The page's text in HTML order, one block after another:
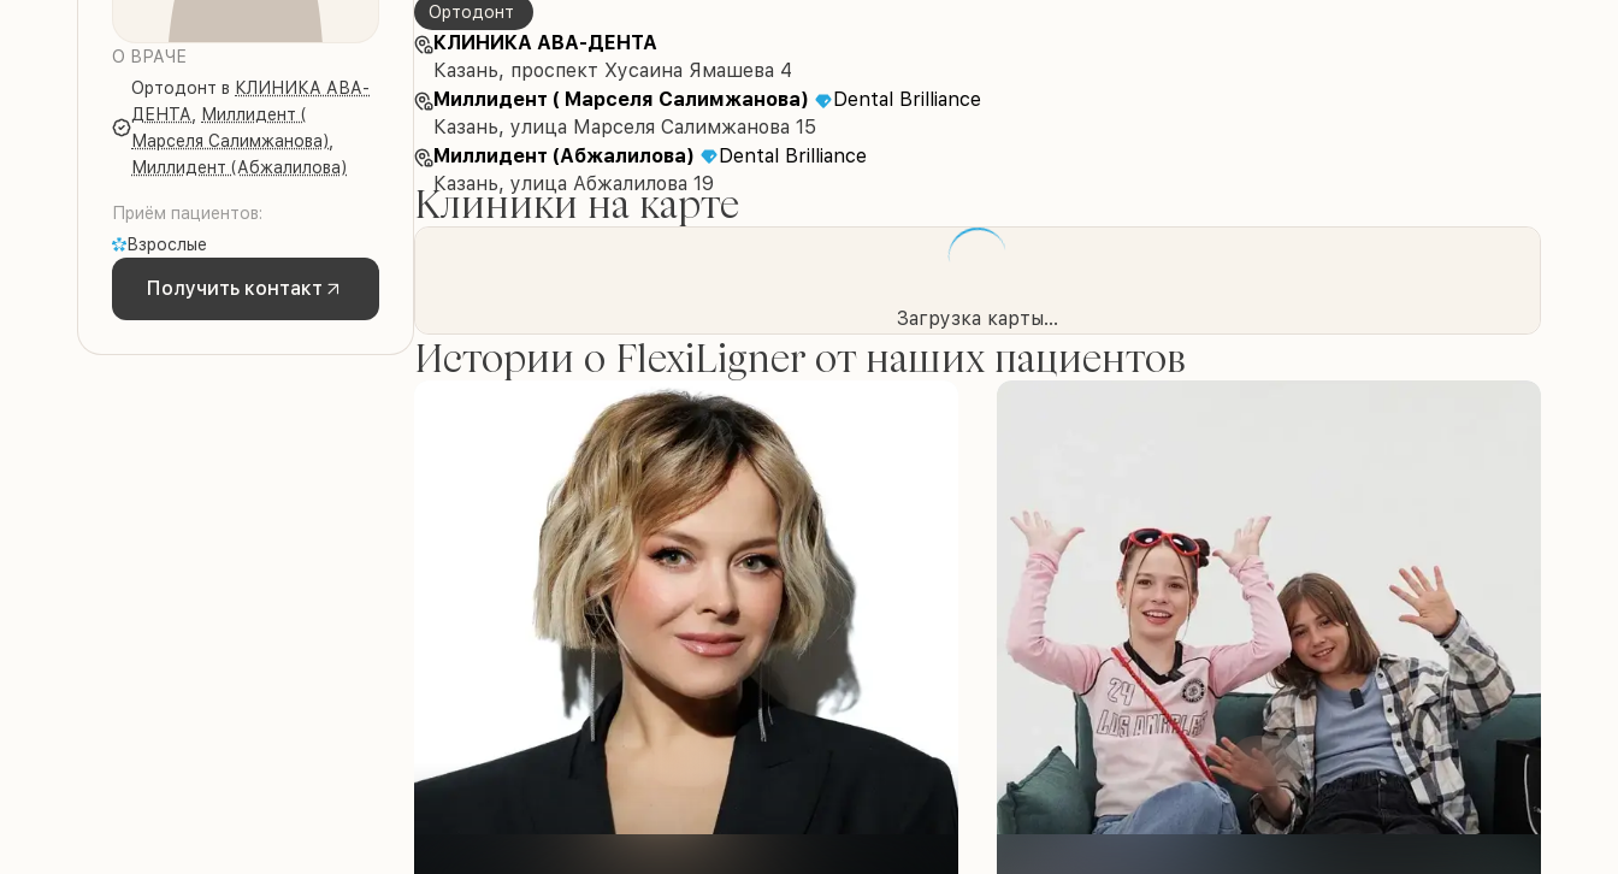
О ВРАЧЕ
Ортодонт в КЛИНИКА АВА-
ДЕНТА
Миллидент (
Марселя Салимжанова)
Миллидент (Абжалилова)
Приём пациентов:
Взрослые
Получить контакт
Ортодонт
КЛИНИКА АВА-ДЕНТА
Казань, проспект Хусаина Ямашева 4
Миллидент ( Марселя Салимжанова)
Dental Brilliance
Казань, улица Марселя Салимжанова 15
Миллидент (Абжалилова)
Dental Brilliance
Казань, улица Абжалилова 19
Клиники на карте
Загрузка карты...
Истории о FlexiLigner от наших пациентов